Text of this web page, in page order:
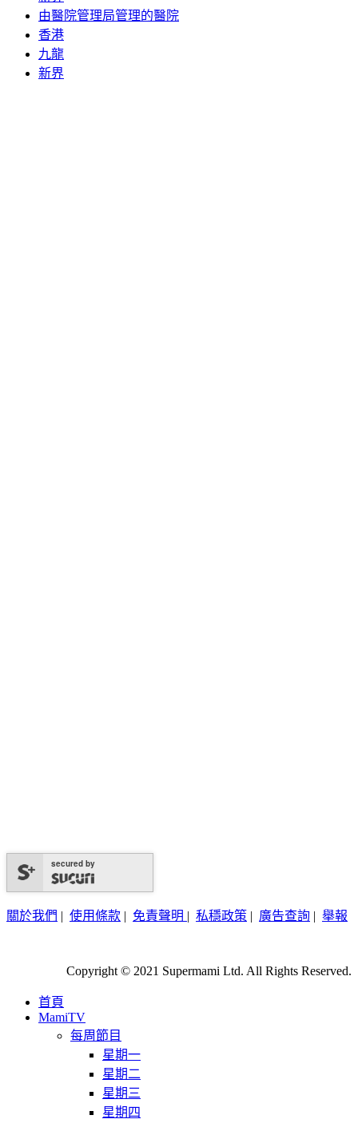
由醫院管理局管理的醫院
香港
九龍
新界
secured by
關於我們 | 使用條款 | 免責聲明 | 私穩政策 | 廣告查詢 | 舉報
Copyright © 2021 Supermami Ltd. All Rights Reserved.
首頁
MamiTV
每周節目
星期一
星期二
星期三
星期四